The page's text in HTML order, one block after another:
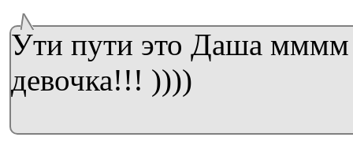
Ути пути это Даша мммм
девочка!!! ))))